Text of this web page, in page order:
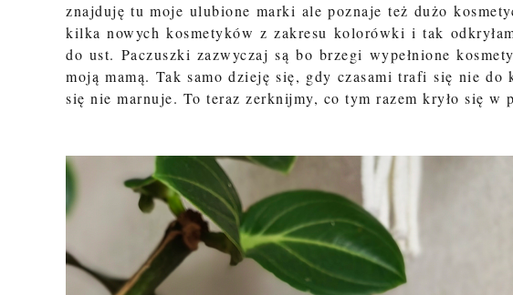
znajduję tu moje ulubione marki ale poznaje też dużo
kilka nowych kosmetyków z zakresu kolorówki i tak
do ust. Paczuszki zazwyczaj są bo brzegi wypełnione
moją mamą. Tak samo dzieję się, gdy czasami trafi się nie
się nie marnuje. To teraz zerknijmy, co tym razem kryło się w